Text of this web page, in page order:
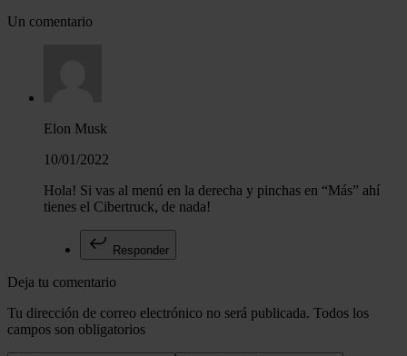
Un comentario
Elon Musk
10/01/2022
Hola! Si vas al menú en la derecha y pinchas en “Más” ahí
tienes el Cibertruck, de nada!
Responder
Deja tu comentario
Tu dirección de correo electrónico no será publicada. Todos los
campos son obligatorios